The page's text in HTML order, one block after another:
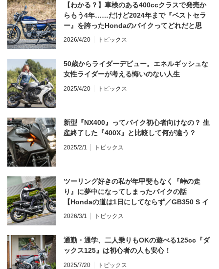
【わかる？】車検のある400ccクラスで発売か
らもう4年……だけど2024年まで『ベストセラ
ー』を誇ったHondaのバイクってどれだと思
う？
2026/4/20 トピックス
50歳からライダーデビュー。エネルギッシュな
女性ライダーが考える悔いのない人生
2025/4/20 トピックス
新型『NX400』ってバイク初心者向けなの？ 生
産終了した『400X』と比較して何が違う？
2025/2/1 トピックス
ツーリング好きの私が年甲斐もなく『峠の走
り』に夢中になってしまったバイクの話
【Hondaの道は1日にしてならず／GB350 S イ
ンプレ・レビュー 前編】
2026/3/1 トピックス
通勤・通学、二人乗りもOKの遊べる125cc『ダ
ックス125』は初心者の人も安心！
2025/7/20 トピックス